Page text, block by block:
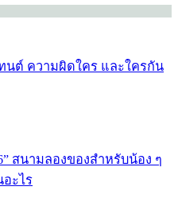
นต์ ความผิดใคร และใครกัน
สนามลองของสำหรับน้อง ๆ
อะไร